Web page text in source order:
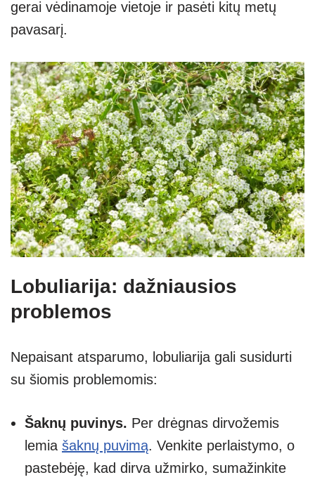
gerai vėdinamoje vietoje ir pasėti kitų metų
pavasarį.
Lobuliarija: dažniausios
problemos
Nepaisant atsparumo, lobuliarija gali susidurti
su šiomis problemomis:
Šaknų puvinys. Per drėgnas dirvožemis
lemia šaknų puvimą. Venkite perlaistymo, o
pastebėję, kad dirva užmirko, sumažinkite